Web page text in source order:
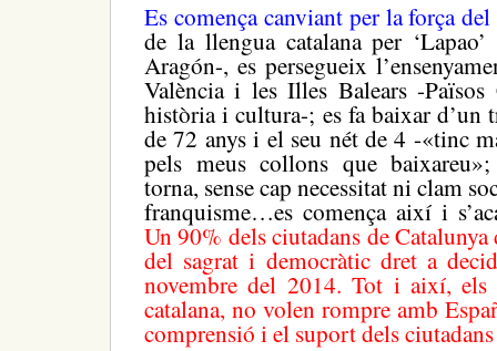
Es comença canviant per la força
de la llengua catalana per
Aragón-, es persegueix
València i les Illes Balears -Països
història i cultura-; es fa baixar d’un
de 72 anys i el seu nét de 4 -«tinc
pels meus collons que
torna, sense cap necessitat ni clam
franquisme…es comença així i
Un 90% dels ciutadans de
del sagrat i democràtic dret a
novembre del 2014. Tot i així, els
catalana, no volen rompre amb
comprensió i el suport dels